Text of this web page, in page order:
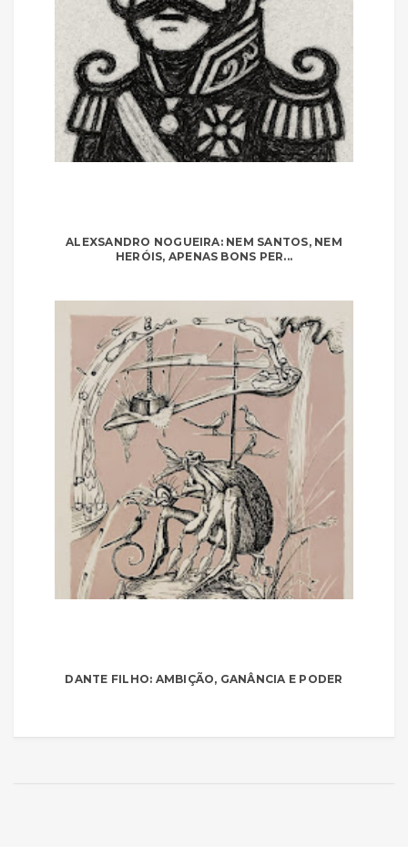
ALEXSANDRO NOGUEIRA: NEM SANTOS, NEM
HERÓIS, APENAS BONS PER...
DANTE FILHO: AMBIÇÃO, GANÂNCIA E PODER